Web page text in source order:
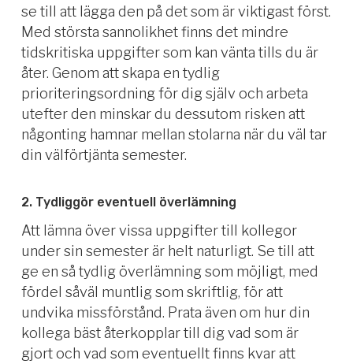
se till att lägga den på det som är viktigast först.
Med största sannolikhet finns det mindre
tidskritiska uppgifter som kan vänta tills du är
åter. Genom att skapa en tydlig
prioriteringsordning för dig själv och arbeta
utefter den minskar du dessutom risken att
någonting hamnar mellan stolarna när du väl tar
din välförtjänta semester.
2. Tydliggör eventuell överlämning
Att lämna över vissa uppgifter till kollegor
under sin semester är helt naturligt. Se till att
ge en så tydlig överlämning som möjligt, med
fördel såväl muntlig som skriftlig, för att
undvika missförstånd. Prata även om hur din
kollega bäst återkopplar till dig vad som är
gjort och vad som eventuellt finns kvar att